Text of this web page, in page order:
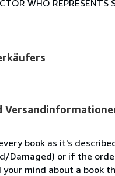
WHO REPRESENTS
book as it's
Damaged) or if the
mind about a book